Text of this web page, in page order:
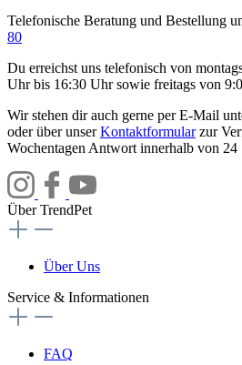
Telefonische Beratung und Bestellung
80
Du erreichst uns telefonisch von
Uhr bis 16:30 Uhr sowie freitags von
Wir stehen dir auch gerne per E-Mail
oder über unserKontaktformularzur
Wochentagen Antwort innerhalb von 24
Über TrendPet
Über Uns
Service & Informationen
FAQ